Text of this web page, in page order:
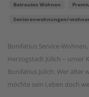
Betreutes Wohnen
Seniorenwohnungen/-
Bonifatius Service-
Herzogstadt Jülich – unser
Bonifatius Jülich. Wer älter
möchte sein Leben doch